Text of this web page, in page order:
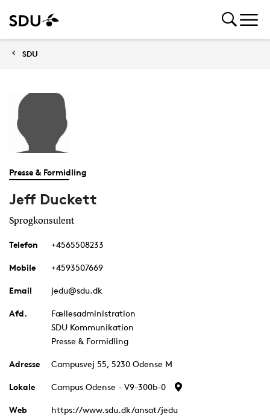
SDU
Presse & Formidling
Jeff Duckett
Sprogkonsulent
Telefon +4565508233
Mobile +4593507669
Email jedu@sdu.dk
Afd.
Fællesadministration
SDU Kommunikation
Presse & Formidling
Adresse Campusvej 55, 5230 Odense M
Lokale Campus Odense - V9-300b-0
Web https://www.sdu.dk/ansat/jedu